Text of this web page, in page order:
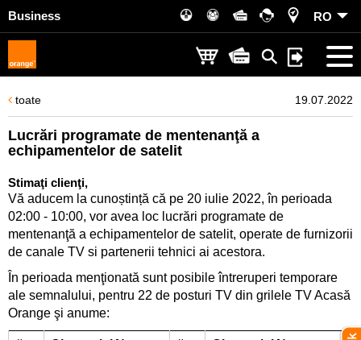
Business RO
toate 19.07.2022
Lucrări programate de mentenanţă a
echipamentelor de satelit
Stimaţi clienţi,
Vă aducem la cunoștință că pe 20 iulie 2022, în perioada
02:00 - 10:00, vor avea loc lucrări programate de
mentenanţă a echipamentelor de satelit, operate de furnizorii
de canale TV si partenerii tehnici ai acestora.
În perioada menţionată sunt posibile întreruperi temporare
ale semnalului, pentru 22 de posturi TV din grilele TV Acasă
Orange şi anume: